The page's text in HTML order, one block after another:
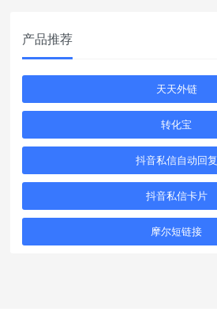
产品推荐
天天外链
转化宝
抖音私信自动回复
抖音私信卡片
摩尔短链接